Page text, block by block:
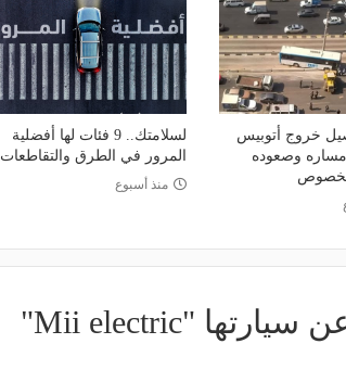
خروج أتوبيس
وصعوده
لسلامتك.. 9 فئات لها أفضلية
المرور في الطرق والتقاطعات
منذ أسبوع
بالصور- "سيات" تعلن عن سيارتها "Mii electric"